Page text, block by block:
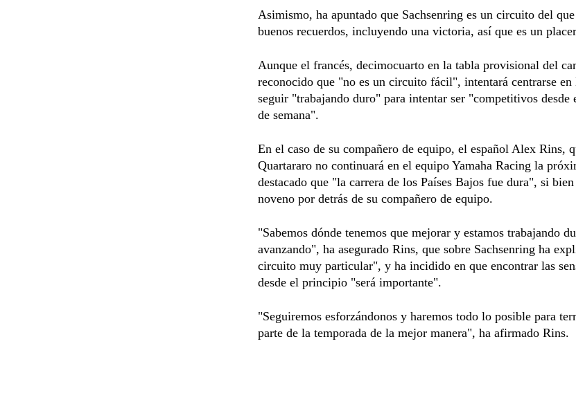
Asimismo, ha apuntado que Sachsenring es un circuito del
buenos recuerdos, incluyendo una victoria, así que es un
Aunque el francés, decimocuarto en la tabla provisional del
reconocido que "no es un circuito fácil", intentará centrarse
seguir "trabajando duro" para intentar ser "competitivos
de semana".
En el caso de su compañero de equipo, el español Alex Rins,
Quartararo no continuará en el equipo Yamaha Racing la
destacado que "la carrera de los Países Bajos fue dura", si
noveno por detrás de su compañero de equipo.
"Sabemos dónde tenemos que mejorar y estamos trabajando
avanzando", ha asegurado Rins, que sobre Sachsenring ha
circuito muy particular", y ha incidido en que encontrar las
desde el principio "será importante".
"Seguiremos esforzándonos y haremos todo lo posible para
parte de la temporada de la mejor manera", ha afirmado Rins.